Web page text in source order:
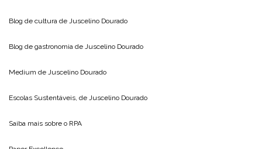
Blog de cultura de Juscelino Dourado
Blog de gastronomia de Juscelino Dourado
Medium de Juscelino Dourado
Escolas Sustentáveis, de Juscelino Dourado
Saiba mais sobre o RPA